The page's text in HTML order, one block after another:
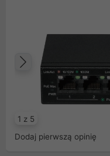
1 z 5
Poprzedni
Dodaj pierwszą opinię